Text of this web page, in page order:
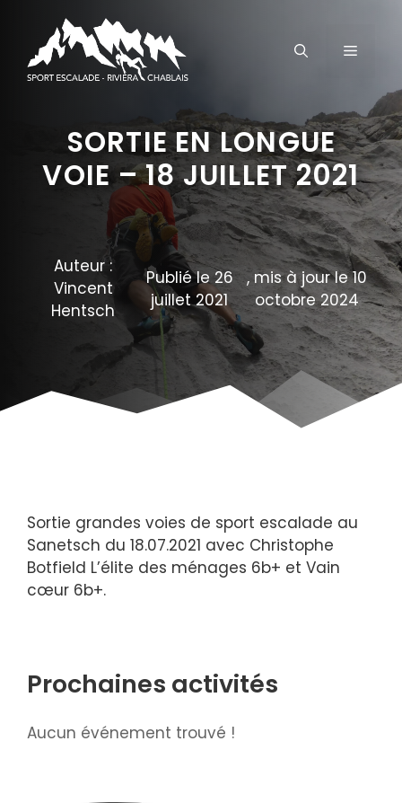
contenu
MENU
SORTIE EN LONGUE
VOIE – 18 JUILLET 2021
Auteur :
Vincent
Hentsch
Publié le 26
juillet 2021
, mis à jour le 10
octobre 2024
Sortie grandes voies de sport escalade au
Sanetsch du 18.07.2021 avec Christophe
Botfield L’élite des ménages 6b+ et Vain
cœur 6b+.
Prochaines activités
Aucun événement trouvé !